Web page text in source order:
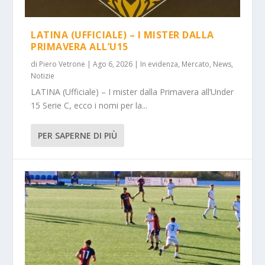
LATINA (UFFICIALE) – I MISTER DALLA
PRIMAVERA ALL’U15
di Piero Vetrone |Ago 6, 2026 | In evidenza, Mercato, News,
Notizie
LATINA (Ufficiale) – I mister dalla Primavera all’Under
15 Serie C, ecco i nomi per la...
PER SAPERNE DI PIÙ